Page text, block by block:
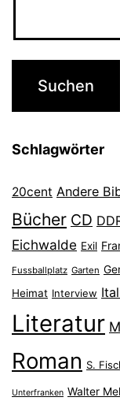
Schlagwörter
20cent Andere
Bücher CD
Eichwalde Exil
Fussballplatz Garten
Heimat Interview
Literatur
Roman S.
Unterfranken Walter